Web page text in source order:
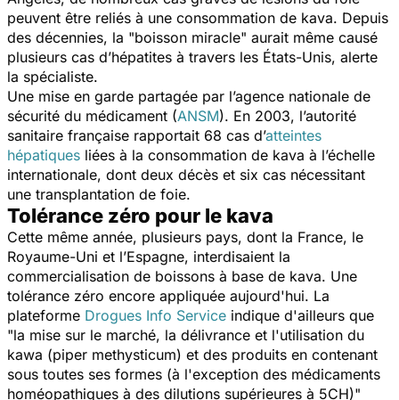
peuvent être reliés à une consommation de kava. Depuis
des décennies, la "boisson miracle" aurait même causé
plusieurs cas d’hépatites à travers les États-Unis, alerte
la spécialiste.
Une mise en garde partagée par l’agence nationale de
sécurité du médicament (ANSM). En 2003, l’autorité
sanitaire française rapportait 68 cas d’atteintes
hépatiques liées à la consommation de kava à l’échelle
internationale, dont deux décès et six cas nécessitant
une transplantation de foie.
Tolérance zéro pour le kava
Cette même année, plusieurs pays, dont la France, le
Royaume-Uni et l’Espagne, interdisaient la
commercialisation de boissons à base de kava. Une
tolérance zéro encore appliquée aujourd'hui. La
plateforme Drogues Info Service indique d'ailleurs que
"la mise sur le marché, la délivrance et l'utilisation du
kawa (piper methysticum) et des produits en contenant
sous toutes ses formes (à l'exception des médicaments
homéopathiques à des dilutions supérieures à 5CH)"